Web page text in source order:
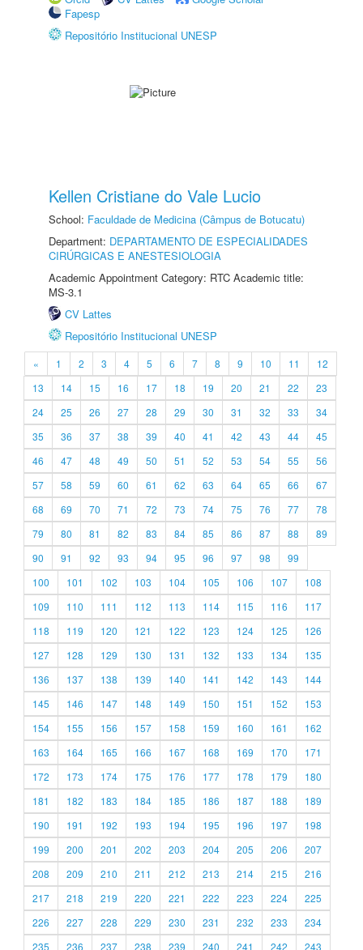
Fapesp
Repositório Institucional UNESP
Kellen Cristiane do Vale Lucio
School: Faculdade de Medicina (Câmpus de Botucatu)
Department: DEPARTAMENTO DE ESPECIALIDADES
CIRÚRGICAS E ANESTESIOLOGIA
Academic Appointment Category: RTC Academic title:
MS-3.1
CV Lattes
Repositório Institucional UNESP
« 1 2 3 4 5 6 7 8 9 10 11
12
13
14 15 16 17 18 19 20 21 22
23
24
25 26 27 28 29 30 31 32 33
34
35
36 37 38 39 40 41 42 43 44
45
46
47 48 49 50 51 52 53 54 55
56
57
58 59 60 61 62 63 64 65 66
67
68
69 70 71 72 73 74 75 76 77
78
79
80 81 82 83 84 85 86 87 88
89
90
91 92 93 94 95 96 97 98
99
100
101 102 103 104 105 106 107
108
109
110 111 112 113 114 115 116
117
118
119 120 121 122 123 124 125
126
127
128 129 130 131 132 133 134
135
136
137 138 139 140 141 142 143
144
145
146 147 148 149 150 151 152
153
154
155 156 157 158 159 160 161
162
163
164 165 166 167 168 169 170
171
172
173 174 175 176 177 178 179
180
181
182 183 184 185 186 187 188
189
190
191 192 193 194 195 196 197
198
199
200 201 202 203 204 205 206
207
208
209 210 211 212 213 214 215
216
217
218 219 220 221 222 223 224
225
226
227 228 229 230 231 232 233
234
235
236 237 238 239 240 241 242 243